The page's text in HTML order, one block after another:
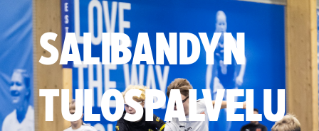
SALIBANDYN
TULOSPALVELU